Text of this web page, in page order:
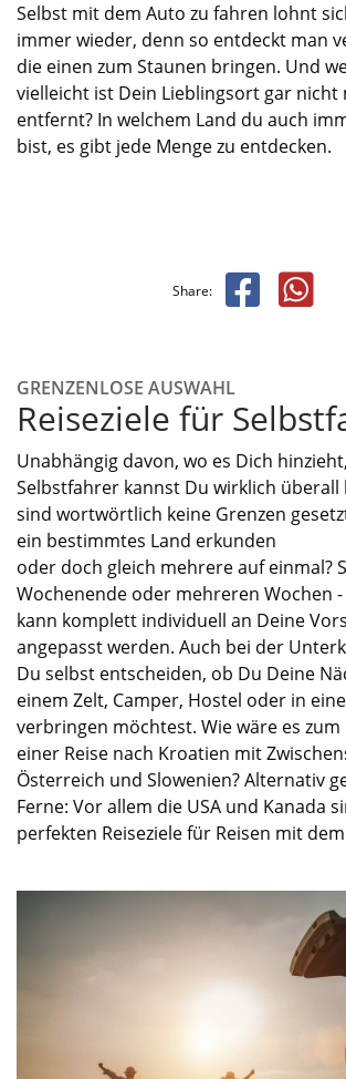
Selbst mit dem Auto zu fahren lohnt
immer wieder, denn so entdeckt man
die einen zum Staunen bringen. Und
vielleicht ist Dein Lieblingsort gar nicht
entfernt? In welchem Land du auch
bist, es gibt jede Menge zu entdecken.
Share:
GRENZENLOSE AUSWAHL
Reiseziele für
Unabhängig davon, wo es Dich
Selbstfahrer kannst Du wirklich
sind wortwörtlich keine Grenzen
ein bestimmtes Land erkunden
oder doch gleich mehrere auf einmal?
Wochenende oder mehreren Wochen -
kann komplett individuell an Deine
angepasst werden. Auch bei der
Du selbst entscheiden, ob Du Deine
einem Zelt, Camper, Hostel oder in
verbringen möchtest. Wie wäre es
einer Reise nach Kroatien mit
Österreich und Slowenien? Alternativ
Ferne: Vor allem die USA und Kanada
perfekten Reiseziele für Reisen mit